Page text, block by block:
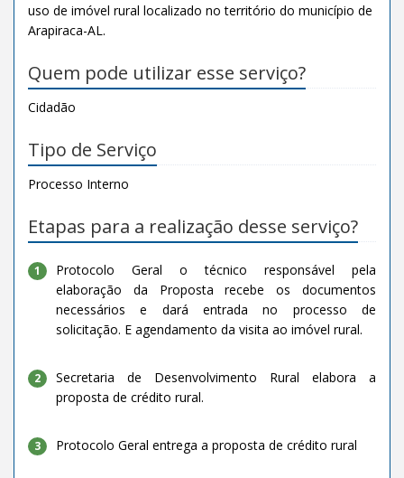
uso de imóvel rural localizado no território do município de
Arapiraca-AL.
Quem pode utilizar esse serviço?
Cidadão
Tipo de Serviço
Processo Interno
Etapas para a realização desse serviço?
1
Protocolo Geral o técnico responsável pela
elaboração da Proposta recebe os documentos
necessários e dará entrada no processo de
solicitação. E agendamento da visita ao imóvel rural.
2
Secretaria de Desenvolvimento Rural elabora a
proposta de crédito rural.
3 Protocolo Geral entrega a proposta de crédito rural